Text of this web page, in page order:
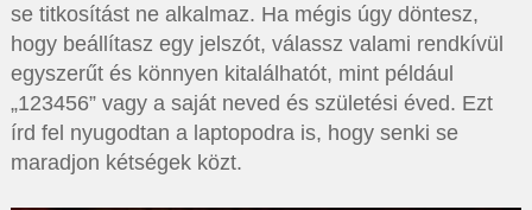
se titkosítást ne alkalmaz. Ha mégis úgy döntesz,
hogy beállítasz egy jelszót, válassz valami rendkívül
egyszerűt és könnyen kitalálhatót, mint például
„123456” vagy a saját neved és születési éved. Ezt
írd fel nyugodtan a laptopodra is, hogy senki se
maradjon kétségek közt.